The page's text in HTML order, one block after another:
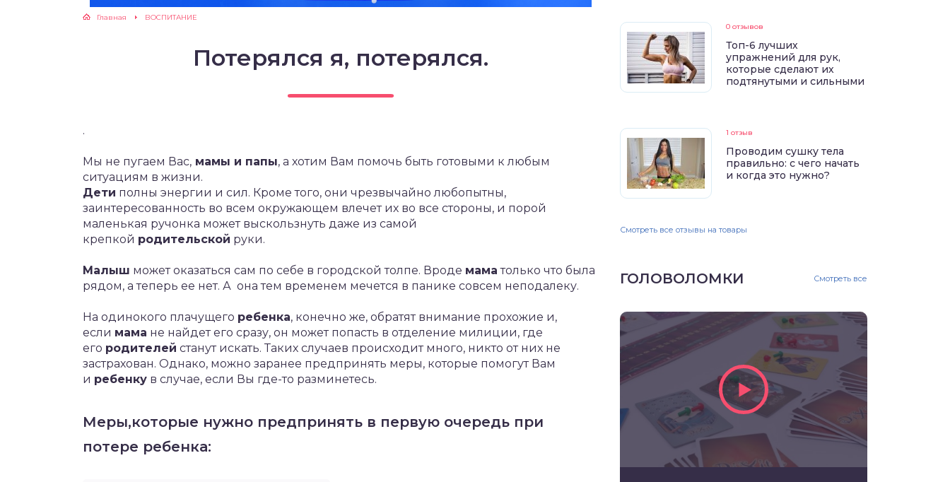
Главная ВОСПИТАНИЕ
Потерялся я, потерялся.
.
Мы не пугаем Вас, мамы и папы, а хотим Вам помочь быть готовыми к любым
ситуациям в жизни.
Дети полны энергии и сил. Кроме того, они чрезвычайно любопытны,
заинтересованность во всем окружающем влечет их во все стороны, и порой
маленькая ручонка может выскользнуть даже из самой
крепкой родительской руки.
Малыш может оказаться сам по себе в городской толпе. Вроде мама только что была
рядом, а теперь ее нет. А она тем временем мечется в панике совсем неподалеку.
На одинокого плачущего ребенка, конечно же, обратят внимание прохожие и,
если мама не найдет его сразу, он может попасть в отделение милиции, где
его родителей станут искать. Таких случаев происходит много, никто от них не
застрахован. Однако, можно заранее предпринять меры, которые помогут Вам
и ребенку в случае, если Вы где-то разминетесь.
Меры,которые нужно предпринять в первую очередь при
потере ребенка:
0 отзывов
Топ-6 лучших
упражнений для рук,
которые сделают их
подтянутыми и сильными
1 отзыв
Проводим сушку тела
правильно: с чего начать
и когда это нужно?
Смотреть все отзывы на товары
ГОЛОВОЛОМКИ Смотреть все